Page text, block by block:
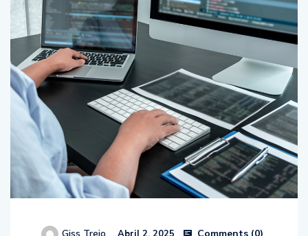
Giss Trejo Abril 2, 2025 Comments (0)